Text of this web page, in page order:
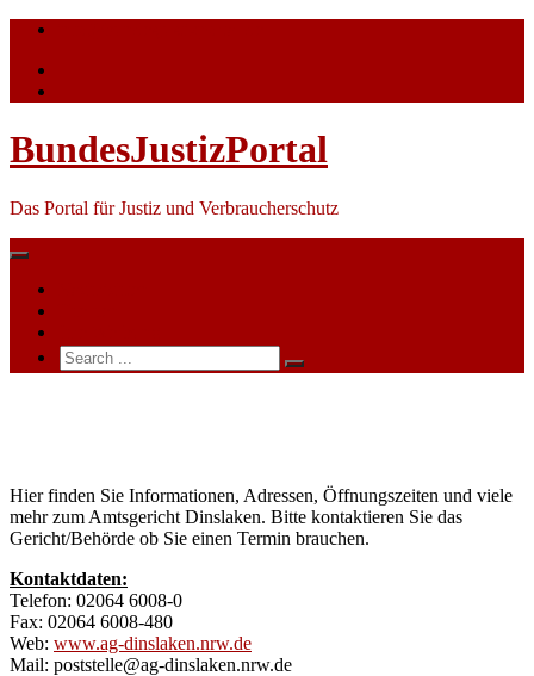
Skip
content
BundesJustizPortal
Das Portal für Justiz und Verbraucherschutz
Search
for:
Hier finden Sie Informationen, Adressen, Öffnungszeiten und viele
mehr zum Amtsgericht Dinslaken. Bitte kontaktieren Sie das
Gericht/Behörde ob Sie einen Termin brauchen.
Kontaktdaten:
Telefon: 02064 6008-0
Fax: 02064 6008-480
Web: www.ag-dinslaken.nrw.de
Mail: poststelle@ag-dinslaken.nrw.de